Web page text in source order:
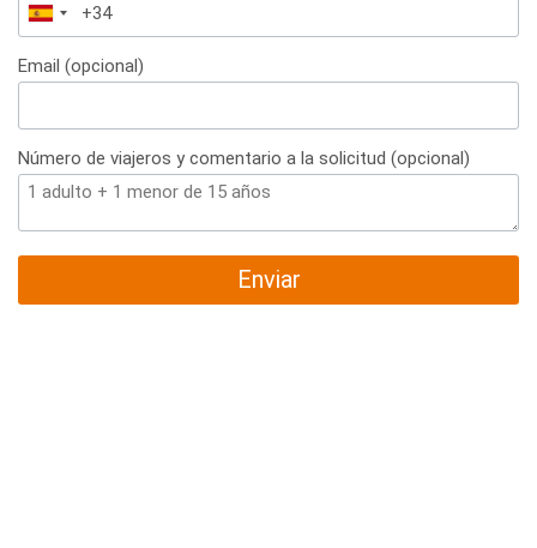
España
+34
Email (opcional)
Número de viajeros y comentario a la solicitud (opcional)
Enviar